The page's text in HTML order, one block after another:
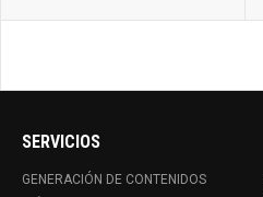
SERVICIOS
GENERACIÓN DE CONTENIDOS